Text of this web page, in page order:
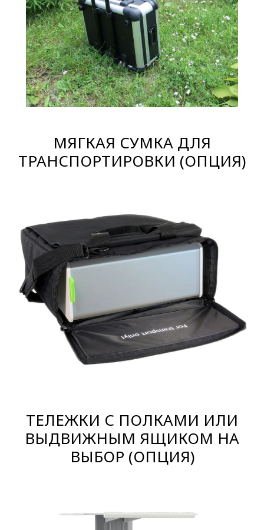
МЯГКАЯ СУМКА ДЛЯ
ТРАНСПОРТИРОВКИ (ОПЦИЯ)
ТЕЛЕЖКИ С ПОЛКАМИ ИЛИ
ВЫДВИЖНЫМ ЯЩИКОМ НА
ВЫБОР (ОПЦИЯ)